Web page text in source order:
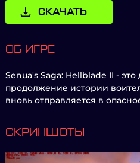
СКАЧАТЬ
ОБ ИГРЕ
Senua's Saga: Hellblade II -
продолжение истории
вновь отправляется в
СКРИНШОТЫ